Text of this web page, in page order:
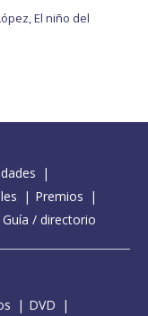
El niño del
Premios
Guía / directorio
DVD